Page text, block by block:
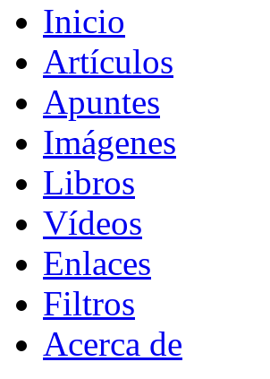
Inicio
Artículos
Apuntes
Imágenes
Libros
Vídeos
Enlaces
Filtros
Acerca de